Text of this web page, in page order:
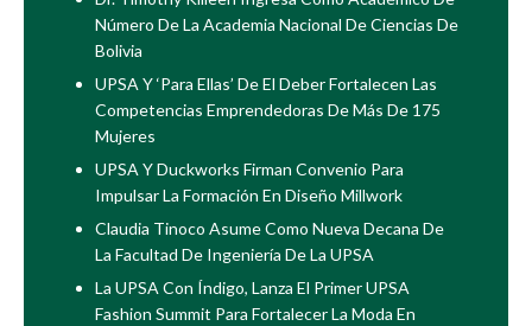
Número De La Academia Nacional De Ciencias De
Bolivia
UPSA Y ‘Para Ellas’ De El Deber Fortalecen Las
Competencias Emprendedoras De Más De 175
Mujeres
UPSA Y Duckworks Firman Convenio Para
Impulsar La Formación En Diseño Millwork
Claudia Tinoco Asume Como Nueva Decana De
La Facultad De Ingeniería De La UPSA
La UPSA Con Índigo, Lanza El Primer UPSA
Fashion Summit Para Fortalecer La Moda En